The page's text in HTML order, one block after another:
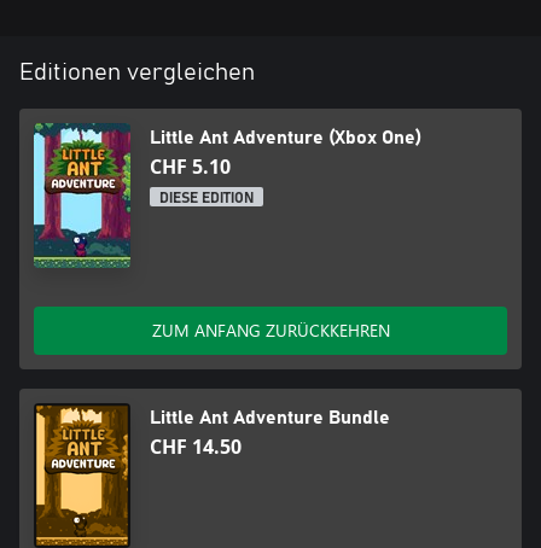
Editionen vergleichen
Little Ant Adventure (Xbox One)
CHF 5.10
DIESE EDITION
ZUM ANFANG ZURÜCKKEHREN
Little Ant Adventure Bundle
CHF 14.50